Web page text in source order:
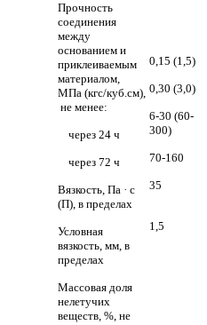
Прочность
соединения
между
основанием и
приклеиваемым
материалом,
МПа (кгс/куб.см),
не менее:
через 24 ч
через 72 ч
Вязкость, Па · с
(П), в пределах
Условная
вязкость, мм, в
пределах
Массовая доля
нелетучих
веществ, %, не
0,15 (1,5)
0,30 (3,0)
6-30 (60-
300)
70-160
35
1,5